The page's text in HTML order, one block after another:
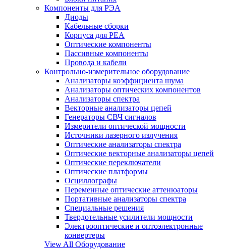
Компоненты для РЭА
Диоды
Кабельные сборки
Корпуса для РЕА
Оптические компоненты
Пассивные компоненты
Провода и кабели
Контрольно-измерительное оборудование
Анализаторы коэффициента шума
Анализаторы оптических компонентов
Анализаторы спектра
Векторные анализаторы цепей
Генераторы СВЧ сигналов
Измерители оптической мощности
Источники лазерного излучения
Оптические анализаторы спектра
Оптические векторные анализаторы цепей
Оптические переключатели
Оптические платформы
Осциллографы
Переменные оптические аттенюаторы
Портативные анализаторы спектра
Специальные решения
Твердотельные усилители мощности
Электрооптические и оптоэлектронные
конвертеры
View All Оборудование